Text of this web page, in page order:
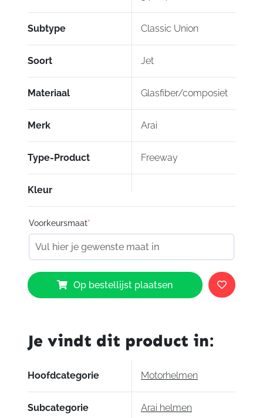
Subtype Classic Union
Soort Jet
Materiaal Glasfiber/composiet
Merk Arai
Type-Product Freeway
Kleur
Voorkeursmaat*
Arai
Freeway
Classic
Op bestellijst plaatsen
Je vindt dit product in:
Hoofdcategorie Motorhelmen
Subcategorie
Arai helmen